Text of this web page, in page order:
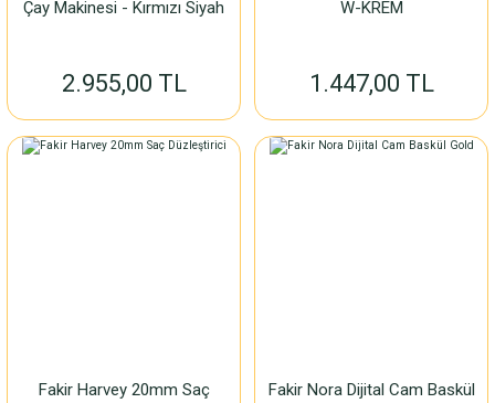
Çay Makinesi - Kırmızı Siyah
2.955,00 TL
W-KREM
1.447,00 TL
Fakir Harvey 20mm Saç
Fakir Nora Dijital Cam Baskül